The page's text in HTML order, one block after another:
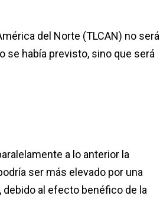
del Norte (TLCAN) no será
se había previsto, sino que será
a lo anterior la
ser más elevado por una
al efecto benéfico de la